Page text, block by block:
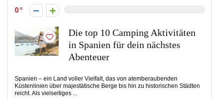
0
Die top 10 Camping Aktivitäten
in Spanien für dein nächstes
Abenteuer
Spanien – ein Land voller Vielfalt, das von atemberaubenden
Küstenlinien über majestätische Berge bis hin zu historischen Städten
reicht. Als vielseitiges ...